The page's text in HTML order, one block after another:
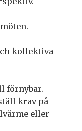
kollektiva
förnybar.
krav på
eller